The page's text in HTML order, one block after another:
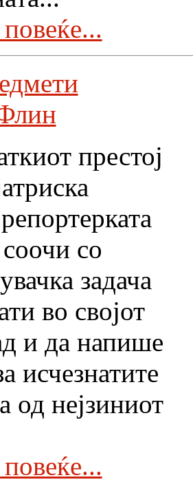
престој
со
задача
во својот
и да напише
исчезнатите
од нејзиниот